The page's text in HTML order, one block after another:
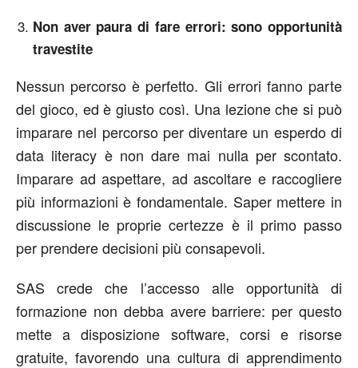
Non aver paura di fare errori: sono opportunità
travestite
Nessun percorso è perfetto. Gli errori fanno parte
del gioco, ed è giusto così. Una lezione che si può
imparare nel percorso per diventare un esperdo di
data literacy è non dare mai nulla per scontato.
Imparare ad aspettare, ad ascoltare e raccogliere
più informazioni è fondamentale. Saper mettere in
discussione le proprie certezze è il primo passo
per prendere decisioni più consapevoli.
SAS crede che l’accesso alle opportunità di
formazione non debba avere barriere: per questo
mette a disposizione software, corsi e risorse
gratuite, favorendo una cultura di apprendimento